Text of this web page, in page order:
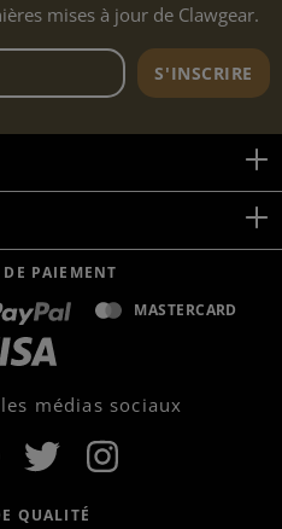
mises à jour de Clawgear.
Adresse e-mail de laS'INSCRIRE
PAIEMENT
MASTERCARD
médias sociaux
QUALITÉ